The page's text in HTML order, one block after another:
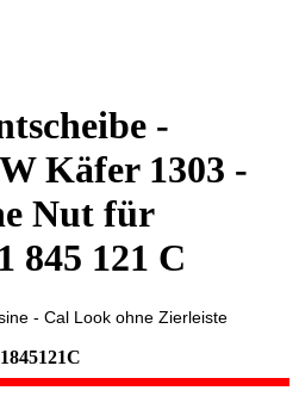
-
Käfer 1303 -
Nut für
845 121 C
- Cal Look ohne Zierleiste